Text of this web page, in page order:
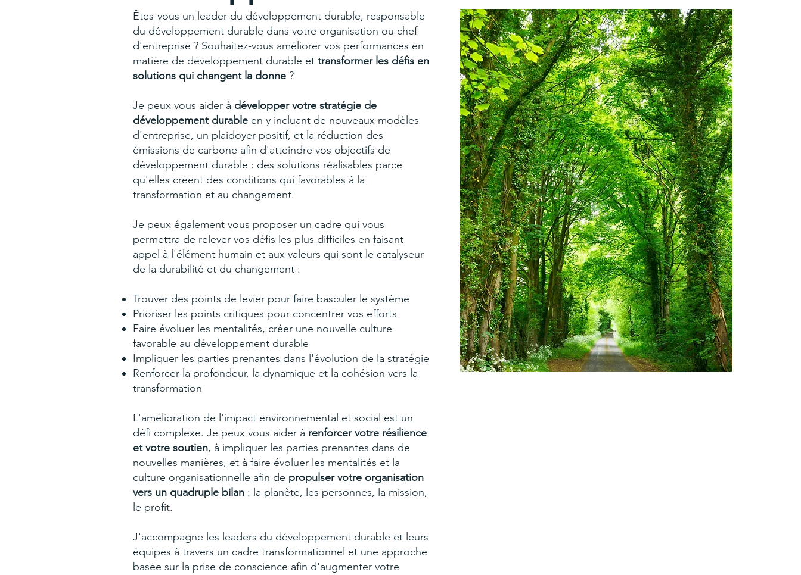
Êtes-vous un leader du développement durable, responsable
du développement durable dans votre organisation ou chef
d'entreprise ? Souhaitez-vous améliorer vos performances en
matière de développement durable et transformer les défis en
solutions qui changent la donne ?
Je peux vous aider à développer votre stratégie de
développement durable en y incluant de nouveaux modèles
d'entreprise, un plaidoyer positif, et la réduction des
émissions de carbone afin d'atteindre vos objectifs de
développement durable : des solutions réalisables parce
qu'elles créent des conditions qui favorables à la
transformation et au changement.
Je peux également vous proposer un cadre qui vous
permettra de relever vos défis les plus difficiles en faisant
appel à l'élément humain et aux valeurs qui sont le catalyseur
de la durabilité et du changement :
Trouver des points de levier pour faire basculer le système
Prioriser les points critiques pour concentrer vos efforts
Faire évoluer les mentalités, créer une nouvelle culture
favorable au développement durable
Impliquer les parties prenantes dans l'évolution de la stratégie
Renforcer la profondeur, la dynamique et la cohésion vers la
transformation
L'amélioration de l'impact environnemental et social est un
défi complexe. Je peux vous aider à renforcer votre résilience
et votre soutien, à impliquer les parties prenantes dans de
nouvelles manières, et à faire évoluer les mentalités et la
culture organisationnelle afin de propulser votre organisation
vers un quadruple bilan : la planète, les personnes, la mission,
le profit.
J'accompagne les leaders du développement durable et leurs
équipes à travers un cadre transformationnel et une approche
basée sur la prise de conscience afin d'augmenter votre